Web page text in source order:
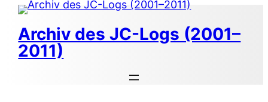
Zum
Inhalt
springen
Archiv des JC-Logs (2001–
2011)